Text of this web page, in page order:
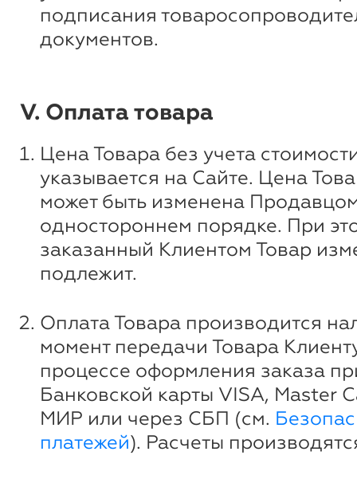
подписания
документов.
V. Оплата товара
Цена Товара без учета
указывается на Сайте. Цена
может быть изменена
одностороннем порядке. При
заказанный Клиентом Товар
подлежит.
Оплата Товара производится
момент передачи Товара
процессе оформления заказа
Банковской карты VISA, Master
МИР или через СБП (см.
платежей). Расчеты